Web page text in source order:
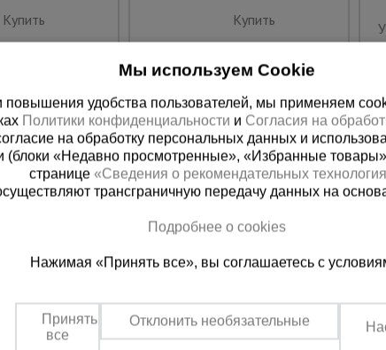
Купить Купить
8 (800) 200-25-90
бесплатно по России
+7 (727)
Пн-Вс: с 9:00 до
Мы используем Cookie
удобства пользователей, мы применяем
Политики конфиденциальности и Согласия на
на обработку персональных данных и
(блоки «Недавно просмотренные», «Избранные
странице «Сведения о рекомендательных
трансграничную передачу данных на
Подробнее о cookies
Нажимая «Принять все», вы соглашаетесь с
Принять
все
Отклонить необязательные